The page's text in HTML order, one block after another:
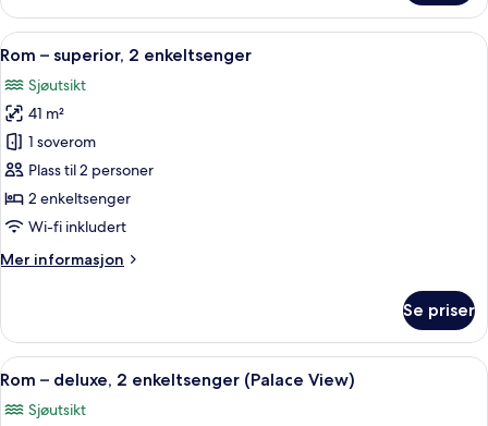
–
premier,
1
seng
Åpne
alle
bildene
av
Rom
–
superior,
2
Allergitestet sengetøy, dundyner,
5
Rom – superior, 2 enkeltsenger
Sjøutsikt
41 m²
1 soverom
Plass til 2 personer
2 enkeltsenger
Wi-fi inkludert
Mer informasjon
Mer
–
superior,
2
Se priser
Åpne
alle
bildene
Rom – deluxe, 2 enkeltsenger
5
Rom – deluxe, 2 enkeltsenger (Palace View)
Sjøutsikt